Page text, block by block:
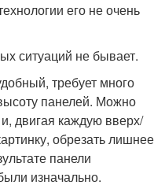
его не очень
ситуаций не бывает.
требует много
панелей. Можно
двигая каждую вверх/
обрезать лишнее
панели
изначально.